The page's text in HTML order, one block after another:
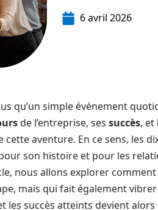
6 avril 2026
qu’un simple événement
de l’entreprise, ses succès, et
aventure. En ce sens, les
son histoire et pour les
nous allons explorer
mais qui fait également
les succès atteints devient